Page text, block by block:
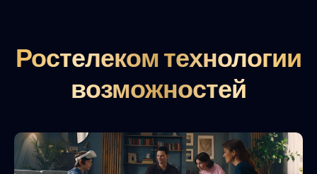
Ростелеком технологии
возможностей